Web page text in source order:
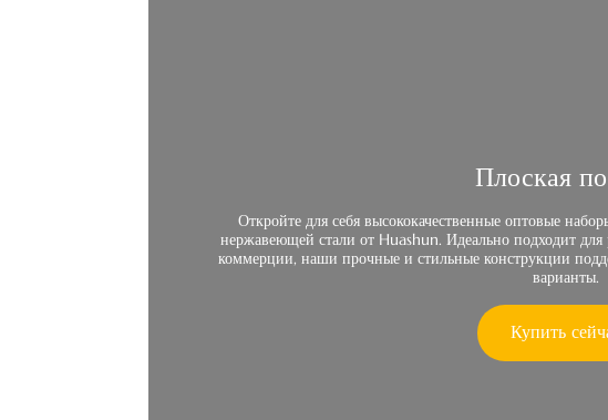
Плоская
Откройте для себя высококачественные оптовые
нержавеющей стали от Huashun. Идеально подходит для
коммерции, наши прочные и стильные конструкции
варианты.
Купить